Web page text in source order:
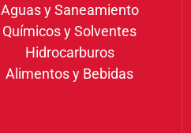
Aguas y Saneamiento
Químicos y Solventes
Hidrocarburos
Alimentos y Bebidas